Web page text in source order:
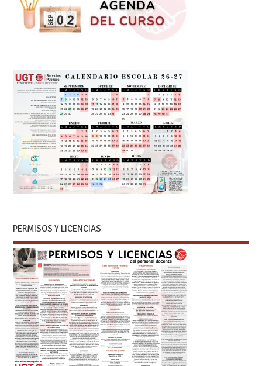
PERMISOS Y LICENCIAS